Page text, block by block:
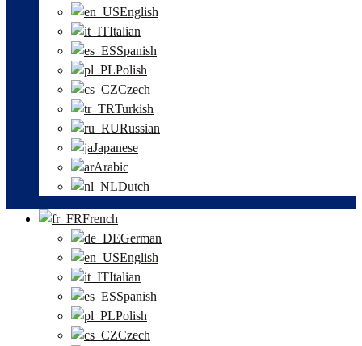
English
Italian
Spanish
Polish
Czech
Turkish
Russian
Japanese
Arabic
Dutch
French
German
English
Italian
Spanish
Polish
Czech